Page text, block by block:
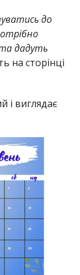
до
дадуть
на сторінці
і виглядає